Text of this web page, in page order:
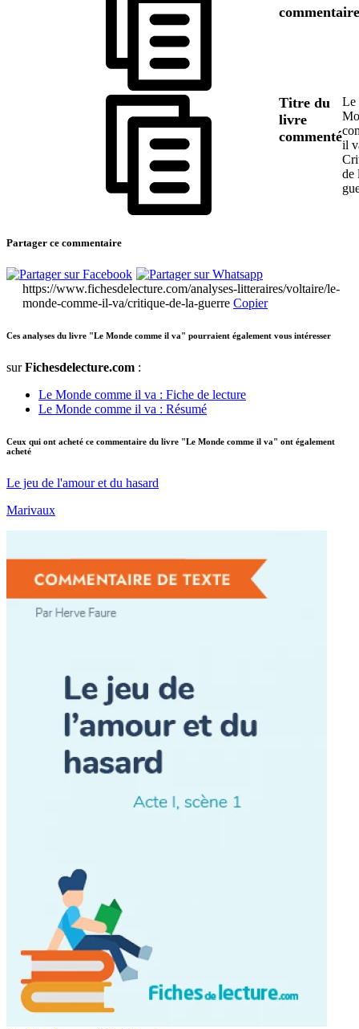
commentaire
Titre du
livre
commenté
Le
il
de
Partager ce commentaire
https://www.fichesdelecture.com/analyses-litteraires/voltaire/le-
monde-comme-il-va/critique-de-la-guerre Copier
Ces analyses du livre "Le Monde comme il va" pourraient également vous intéresser
surFichesdelecture.com :
Le Monde comme il va : Fiche de lecture
Le Monde comme il va : Résumé
Ceux qui ont acheté ce commentaire du livre "Le Monde comme il va" ont également
acheté
Le jeu de l'amour et du hasard
Marivaux